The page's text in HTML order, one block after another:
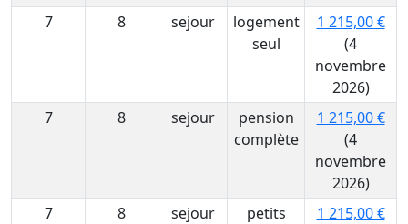
7
8 sejour
logement
seul
1 215,00 €
(4
novembre
2026)
7
8 sejour
pension
complète
1 215,00 €
(4
novembre
2026)
7
8 sejour
petits
1 215,00 €